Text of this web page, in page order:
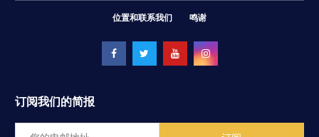
位置和联系我们 鸣谢
订阅我们的简报